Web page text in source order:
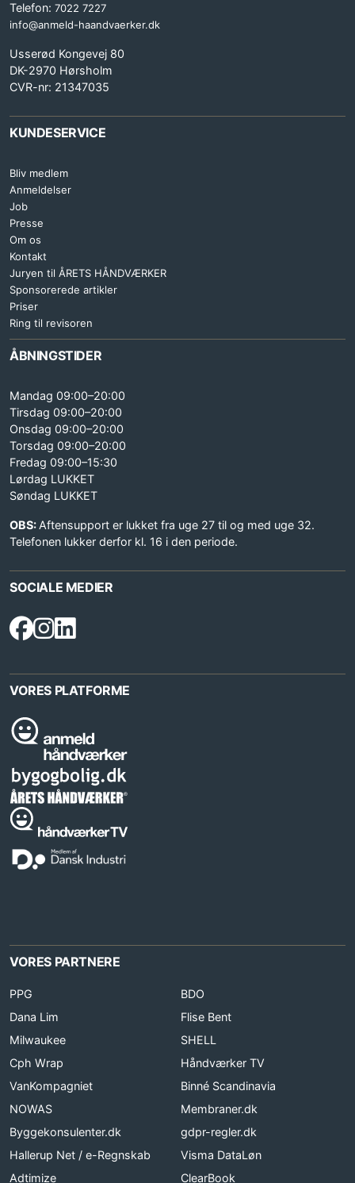
Telefon: 7022 7227
info@anmeld-haandvaerker.dk
Usserød Kongevej 80
DK-2970 Hørsholm
CVR-nr: 21347035
KUNDESERVICE
Bliv medlem
Anmeldelser
Job
Presse
Om os
Kontakt
Juryen til ÅRETS HÅNDVÆRKER
Sponsorerede artikler
Priser
Ring til revisoren
ÅBNINGSTIDER
Mandag 09:00–20:00
Tirsdag 09:00–20:00
Onsdag 09:00–20:00
Torsdag 09:00–20:00
Fredag 09:00–15:30
Lørdag LUKKET
Søndag LUKKET
OBS: Aftensupport er lukket fra uge 27 til og med uge 32.
Telefonen lukker derfor kl. 16 i den periode.
SOCIALE MEDIER
VORES PLATFORME
VORES PARTNERE
PPG
BDO
Dana Lim
Flise Bent
Milwaukee
SHELL
Cph Wrap
Håndværker TV
VanKompagniet
Binné Scandinavia
NOWAS
Membraner.dk
Byggekonsulenter.dk
gdpr-regler.dk
Hallerup Net / e-Regnskab
Visma DataLøn
Adtimize
ClearBook